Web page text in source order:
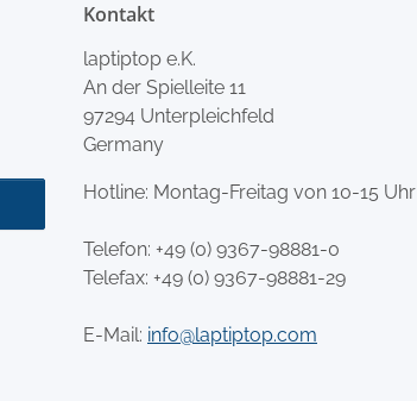
Kontakt
laptiptop e.K.
An der Spielleite 11
97294 Unterpleichfeld
Germany
Hotline: Montag-Freitag von 10-15 Uhr
Telefon: +49 (0) 9367-98881-0
Telefax: +49 (0) 9367-98881-29
E-Mail: info@laptiptop.com